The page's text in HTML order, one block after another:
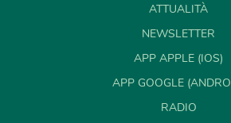
ATTUALITÀ
NEWSLETTER
APP APPLE (IOS)
APP GOOGLE
RADIO